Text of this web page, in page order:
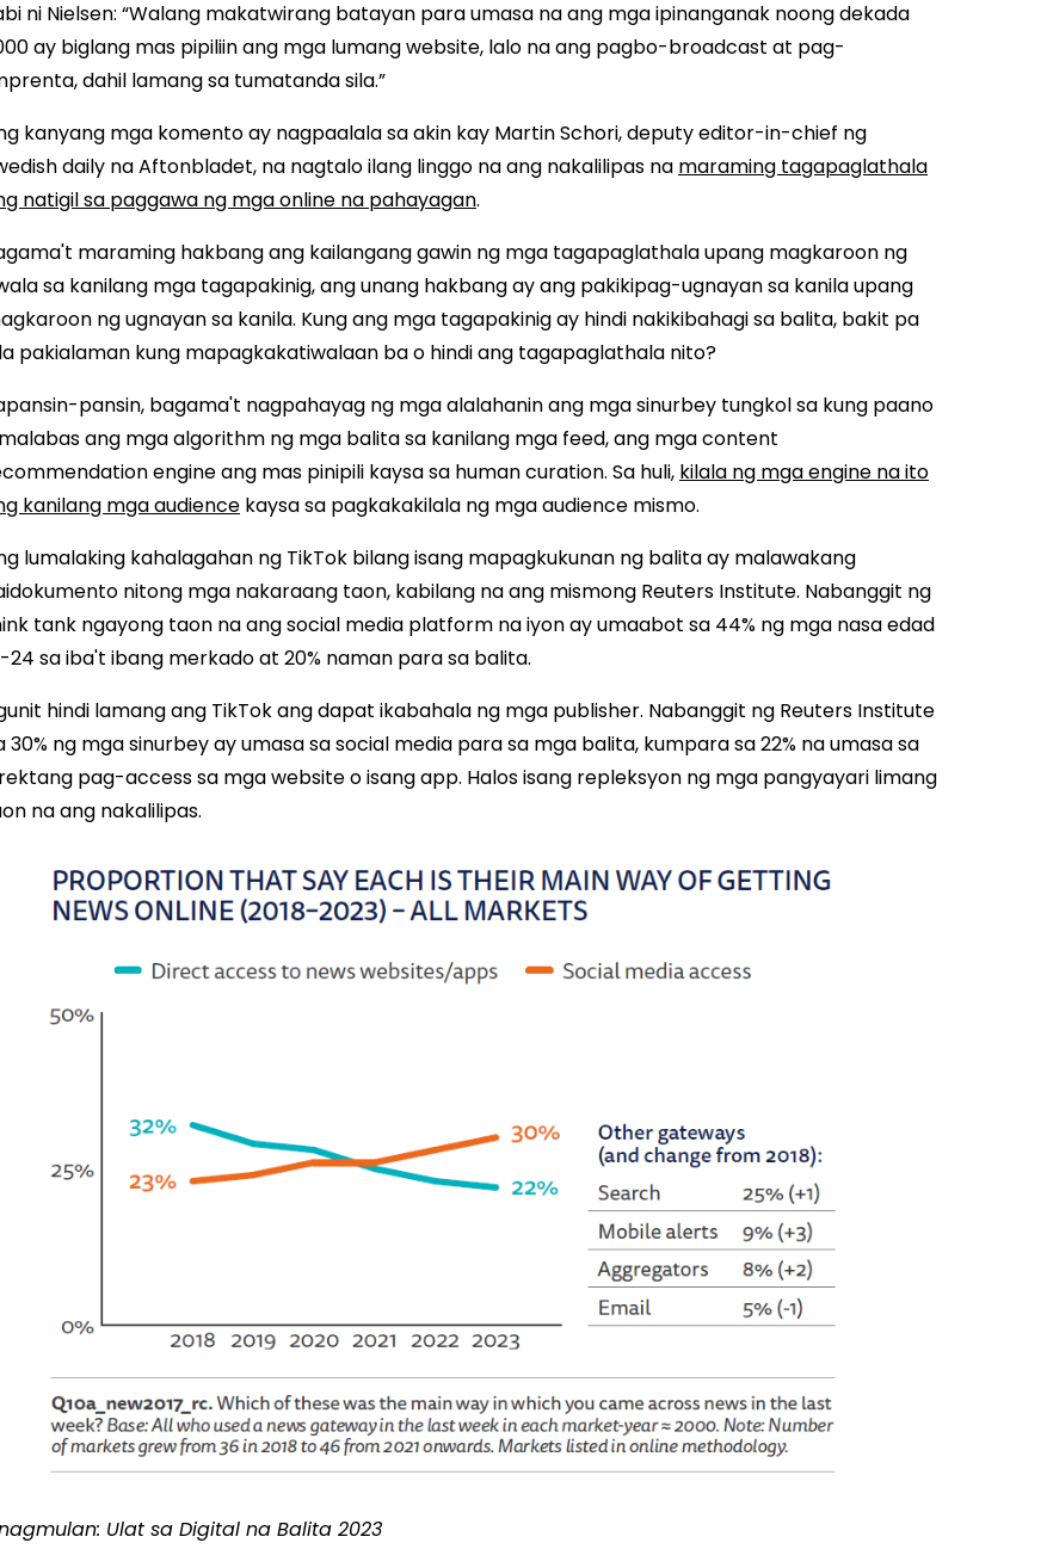
ni Nielsen: “Walang makatwirang batayan para umasa na ang mga ipinanganak noong dekada
ay biglang mas pipiliin ang mga lumang website, lalo na ang pagbo-broadcast at pag-
dahil lamang sa tumatanda sila.”
kanyang mga komento ay nagpaalala sa akin kay Martin Schori, deputy editor-in-chief ng
daily na Aftonbladet, na nagtalo ilang linggo na ang nakalilipas na maraming tagapaglathala
natigil sa paggawa ng mga online na pahayagan.
maraming hakbang ang kailangang gawin ng mga tagapaglathala upang magkaroon ng
sa kanilang mga tagapakinig, ang unang hakbang ay ang pakikipag-ugnayan sa kanila upang
ng ugnayan sa kanila. Kung ang mga tagapakinig ay hindi nakikibahagi sa balita, bakit pa
pakialaman kung mapagkakatiwalaan ba o hindi ang tagapaglathala nito?
pansin, bagama't nagpahayag ng mga alalahanin ang mga sinurbey tungkol sa kung paano
ang mga algorithm ng mga balita sa kanilang mga feed, ang mga content
engine ang mas pinipili kaysa sa human curation. Sa huli, kilala ng mga engine na ito
kanilang mga audience kaysa sa pagkakakilala ng mga audience mismo.
lumalaking kahalagahan ng TikTok bilang isang mapagkukunan ng balita ay malawakang
nitong mga nakaraang taon, kabilang na ang mismong Reuters Institute. Nabanggit ng
tank ngayong taon na ang social media platform na iyon ay umaabot sa 44% ng mga nasa edad
24 sa iba't ibang merkado at 20% naman para sa balita.
hindi lamang ang TikTok ang dapat ikabahala ng mga publisher. Nabanggit ng Reuters Institute
30% ng mga sinurbey ay umasa sa social media para sa mga balita, kumpara sa 22% na umasa sa
pag-access sa mga website o isang app. Halos isang repleksyon ng mga pangyayari limang
na ang nakalilipas.
Ulat sa Digital na Balita 2023